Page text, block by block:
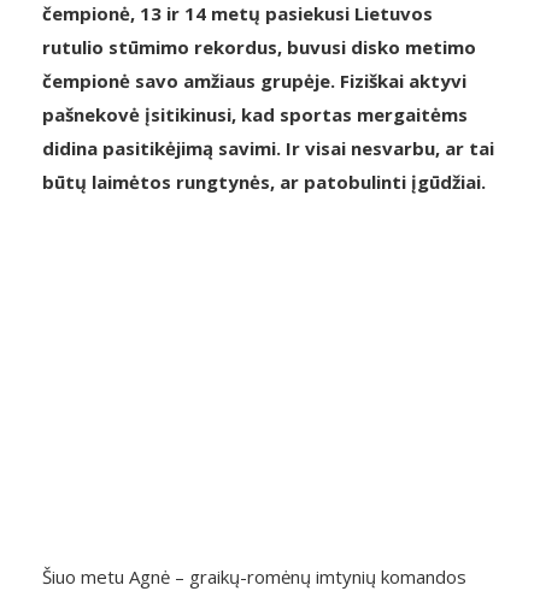
čempionė, 13 ir 14 metų pasiekusi Lietuvos
rutulio stūmimo rekordus, buvusi disko metimo
čempionė savo amžiaus grupėje. Fiziškai aktyvi
pašnekovė įsitikinusi, kad sportas mergaitėms
didina pasitikėjimą savimi. Ir visai nesvarbu, ar tai
būtų laimėtos rungtynės, ar patobulinti įgūdžiai.
Šiuo metu Agnė – graikų-romėnų imtynių komandos